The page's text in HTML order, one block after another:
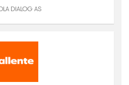
DIALOG AS